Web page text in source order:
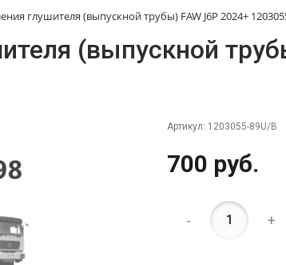
Cб-Вс:
глушителя (выпускной трубы) FAW J6P 2024+
(выпускной
Артикул: 1203055-89U/B
700 руб.
- +